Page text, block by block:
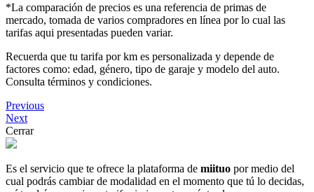
*La comparación de precios es una referencia de primas de
mercado, tomada de varios compradores en línea por lo cual las
tarifas aqui presentadas pueden variar.
Recuerda que tu tarifa por km es personalizada y depende de
factores como: edad, género, tipo de garaje y modelo del auto.
Consulta términos y condiciones.
Previous
Next
Cerrar
Es el servicio que te ofrece la plataforma de miituo por medio del
cual podrás cambiar de modalidad en el momento que tú lo decidas,